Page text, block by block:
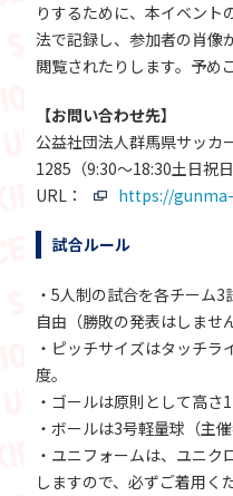
りするために、本イベント
法で記録し、参加者の肖像
閲覧されたりします。予め
【お問い合わせ先】
公益社団法人群馬県サッ
1285（9:30～18:30土日祝日
URL：
https://
試合ルール
・5人制の試合を各チーム
自由（勝敗の発表はしませ
・ピッチサイズはタッチ
度。
・ゴールは原則として高
・ボールは3号軽量球（主
・ユニフォームは、ユニ
しますので、必ずご着用く